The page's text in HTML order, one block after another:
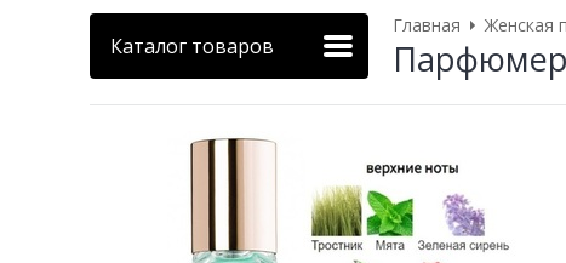
Каталог товаров
Главная Женская